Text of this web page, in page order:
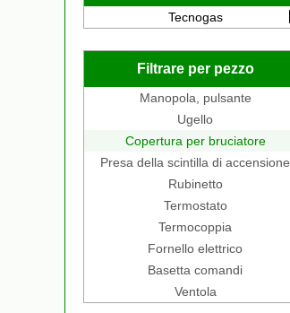
Tecnogas
Filtrare per pezzo
Manopola, pulsante
Ugello
Copertura per bruciatore
Presa della scintilla di accensione
Rubinetto
Termostato
Termocoppia
Fornello elettrico
Basetta comandi
Ventola